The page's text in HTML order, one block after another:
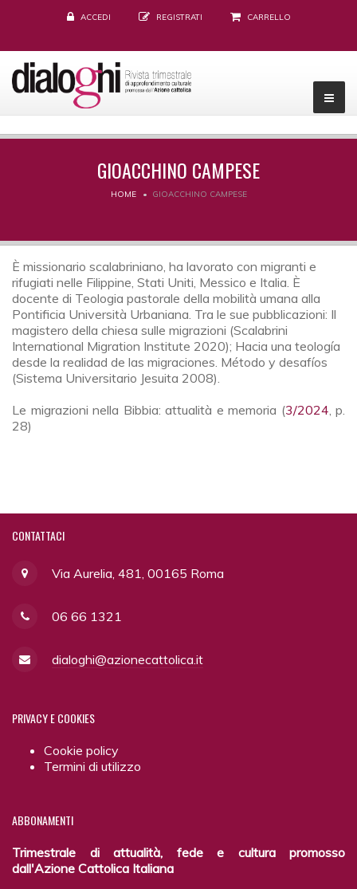
ACCEDI REGISTRATI CARRELLO
GIOACCHINO CAMPESE
HOME GIOACCHINO CAMPESE
È missionario scalabriniano, ha lavorato con migranti e
rifugiati nelle Filippine, Stati Uniti, Messico e Italia. È
docente di Teologia pastorale della mobilità umana alla
Pontificia Università Urbaniana. Tra le sue pubblicazioni: Il
magistero della chiesa sulle migrazioni (Scalabrini
International Migration Institute 2020); Hacia una teología
desde la realidad de las migraciones. Método y desafíos
(Sistema Universitario Jesuita 2008).
Le migrazioni nella Bibbia: attualità e memoria (3/2024, p.
28)
CONTATTACI
Via Aurelia, 481, 00165 Roma
06 66 1321
dialoghi@azionecattolica.it
PRIVACYE COOKIES
Cookie policy
Termini di utilizzo
ABBONAMENTI
Trimestrale di attualità, fede e cultura promosso
dall'Azione Cattolica Italiana